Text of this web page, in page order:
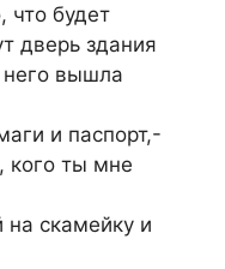
что будет
дверь здания
него вышла
и паспорт,-
кого ты мне
скамейку и